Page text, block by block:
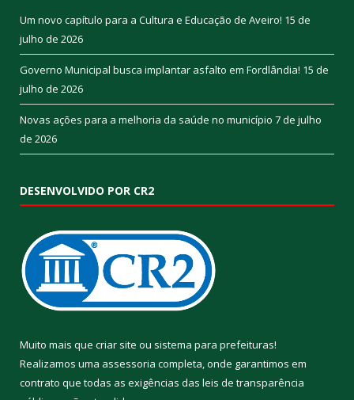
Um novo capítulo para a Cultura e Educação de Aveiro! 15 de
julho de 2026
Governo Municipal busca implantar asfalto em Fordlândia! 15 de
julho de 2026
Novas ações para a melhoria da saúde no município 7 de julho
de 2026
DESENVOLVIDO POR CR2
Muito mais que criar site ou sistema para prefeituras!
Realizamos uma assessoria completa, onde garantimos em
contrato que todas as exigências das leis de transparência